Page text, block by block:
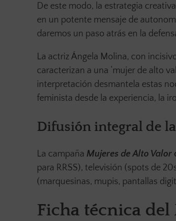
De este modo, la estrategia
en un potente mensaje de
daremos un paso atrás en la
La actriz Ángela Molina, con
caracterizan a una ‘mujer de alto
interpretación desmantela estas
feminista desde la experiencia, la
Difusión integral de
La campaña Mujeres de Alto Valor
para RRSS), televisión (spots de
(marquesinas, mupis, pantallas
Ficha técnica